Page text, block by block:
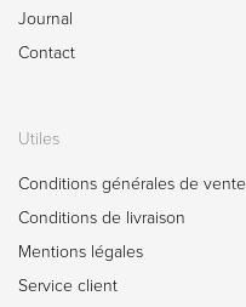
Journal
Contact
Utiles
Conditions générales de vente
Conditions de livraison
Mentions légales
Service client